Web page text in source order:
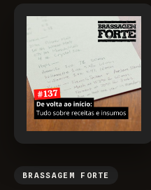
BRASSAGEM FORTE